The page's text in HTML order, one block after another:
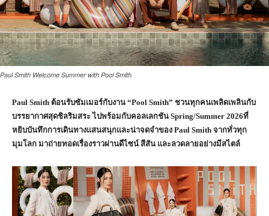
Paul Smith Welcome Summer with Pool Smith
Paul Smith ต้อนรับซัมเมอร์กับงาน “Pool Smith” ชวนทุกคนเพลิดเพลินกับ
บรรยากาศสุดชิลริมสระ ไปพร้อมกับคอลเลกชัน Spring/Summer 2026ที่
หยิบบันทึกการเดินทางแสนสนุกและน่าจดจำของ Paul Smith จากทั่วทุก
มุมโลก มาถ่ายทอดเรื่องราวผ่านดีไซน์ สีสัน และลวดลายอย่างมีสไตล์